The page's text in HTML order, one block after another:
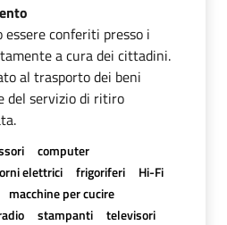
conferiti presso i
a cura dei cittadini.
al trasporto dei beni
del servizio di ritiro
computer
elettrici frigoriferi
Hi-Fi
macchine per cucire
stampanti
televisori